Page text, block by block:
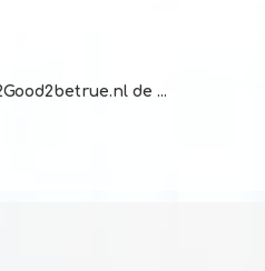
de ...